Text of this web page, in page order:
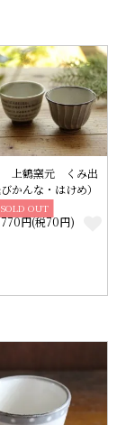
SOLD OUT
上鶴窯元 くみ出
かんな・はけめ）
770円(税70円)